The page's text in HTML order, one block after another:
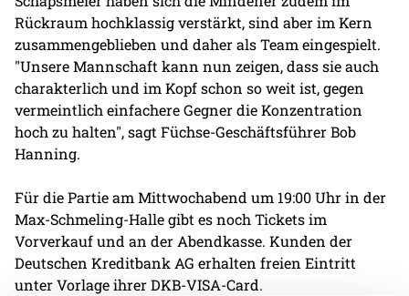
Rückraum hochklassig verstärkt, sind aber im Kern
zusammengeblieben und daher als Team eingespielt.
"Unsere Mannschaft kann nun zeigen, dass sie auch
charakterlich und im Kopf schon so weit ist, gegen
vermeintlich einfachere Gegner die Konzentration
hoch zu halten", sagt Füchse-Geschäftsführer Bob
Hanning.
Für die Partie am Mittwochabend um 19:00 Uhr in der
Max-Schmeling-Halle gibt es noch Tickets im
Vorverkauf und an der Abendkasse. Kunden der
Deutschen Kreditbank AG erhalten freien Eintritt
unter Vorlage ihrer DKB-VISA-Card.